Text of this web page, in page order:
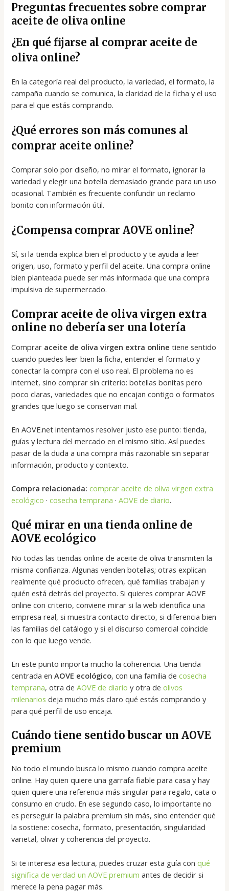
Preguntas frecuentes sobre comprar
aceite de oliva online
¿En qué fijarse al comprar aceite de
oliva online?
En la categoría real del producto, la variedad, el formato, la
campaña cuando se comunica, la claridad de la ficha y el uso
para el que estás comprando.
¿Qué errores son más comunes al
comprar aceite online?
Comprar solo por diseño, no mirar el formato, ignorar la
variedad y elegir una botella demasiado grande para un uso
ocasional. También es frecuente confundir un reclamo
bonito con información útil.
¿Compensa comprar AOVE online?
Sí, si la tienda explica bien el producto y te ayuda a leer
origen, uso, formato y perfil del aceite. Una compra online
bien planteada puede ser más informada que una compra
impulsiva de supermercado.
Comprar aceite de oliva virgen extra
online no debería ser una lotería
Comprar aceite de oliva virgen extra online tiene sentido
cuando puedes leer bien la ficha, entender el formato y
conectar la compra con el uso real. El problema no es
internet, sino comprar sin criterio: botellas bonitas pero
poco claras, variedades que no encajan contigo o formatos
grandes que luego se conservan mal.
En AOVE.net intentamos resolver justo ese punto: tienda,
guías y lectura del mercado en el mismo sitio. Así puedes
pasar de la duda a una compra más razonable sin separar
información, producto y contexto.
Compra relacionada: comprar aceite de oliva virgen extra
ecológico ·cosecha temprana ·AOVE de diario.
Qué mirar en una tienda online de
AOVE ecológico
No todas las tiendas online de aceite de oliva transmiten la
misma confianza. Algunas venden botellas; otras explican
realmente qué producto ofrecen, qué familias trabajan y
quién está detrás del proyecto. Si quieres comprar AOVE
online con criterio, conviene mirar si la web identifica una
empresa real, si muestra contacto directo, si diferencia bien
las familias del catálogo y si el discurso comercial coincide
con lo que luego vende.
En este punto importa mucho la coherencia. Una tienda
centrada enAOVE ecológico, con una familia decosecha
temprana, otra deAOVE de diario y otra deolivos
milenarios deja mucho más claro qué estás comprando y
para qué perfil de uso encaja.
Cuándo tiene sentido buscar un AOVE
premium
No todo el mundo busca lo mismo cuando compra aceite
online. Hay quien quiere una garrafa fiable para casa y hay
quien quiere una referencia más singular para regalo, cata o
consumo en crudo. En ese segundo caso, lo importante no
es perseguir la palabra premium sin más, sino entender qué
la sostiene: cosecha, formato, presentación, singularidad
varietal, olivar y coherencia del proyecto.
Si te interesa esa lectura, puedes cruzar esta guía conqué
significa de verdad un AOVE premium antes de decidir si
merece la pena pagar más.